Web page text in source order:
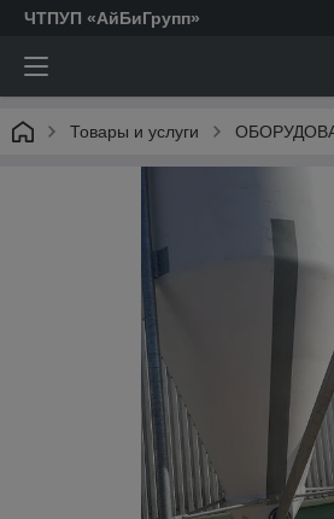
ЧТПУП «АйБиГрупп»
Товары и услуги